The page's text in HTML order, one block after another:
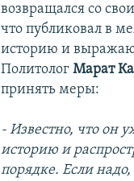
возвращался со
что публиковал в
историю и
ПолитологМарат
принять меры:
- Известно, что он
историю и
порядке. Если